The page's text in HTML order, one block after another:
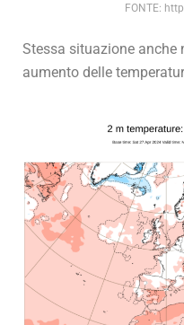
FONTE:
Stessa situazione anche
aumento delle